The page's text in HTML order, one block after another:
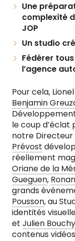
Une
complexité
JOP
Un studio
Fédérer
l’agence
Pour cela,
Benjamin
le coup d’éclat
notre
Prévost
réellement
Oriane de la
Gueguen,
grands
Pousson, au
identités
et Julien Bouchy
contenus